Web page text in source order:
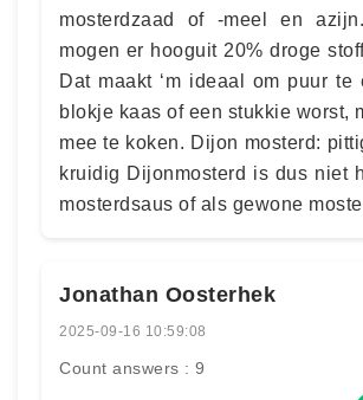
mosterdzaad of -meel en
mogen er hooguit 20% droge
Dat maakt ‘m ideaal om puur te
blokje kaas of een stukkie worst,
mee te koken. Dijon mosterd:
kruidig Dijonmosterd is dus niet
mosterdsaus of als gewone
Jonathan Oosterhek
2025-09-16 10:59:08
Count answers : 9